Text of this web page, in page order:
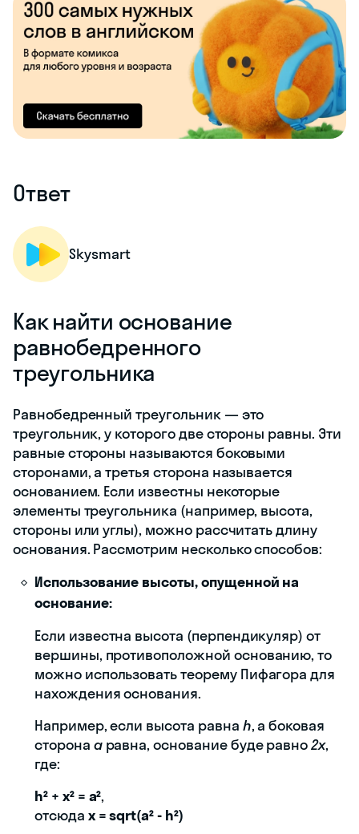
Ответ
Skysmart
Как найти основание
равнобедренного
треугольника
Равнобедренный треугольник — это
треугольник, у которого две стороны равны. Эти
равные стороны называются боковыми
сторонами, а третья сторона называется
основанием. Если известны некоторые
элементы треугольника (например, высота,
стороны или углы), можно рассчитать длину
основания. Рассмотрим несколько способов:
Использование высоты, опущенной на
основание:
Если известна высота (перпендикуляр) от
вершины, противоположной основанию, то
можно использовать теорему Пифагора для
нахождения основания.
Например, если высота равна h, а боковая
сторона aравна, основание буде равно2x,
где:
h² + x² = a²,
отсюда x = sqrt(a² - h²)